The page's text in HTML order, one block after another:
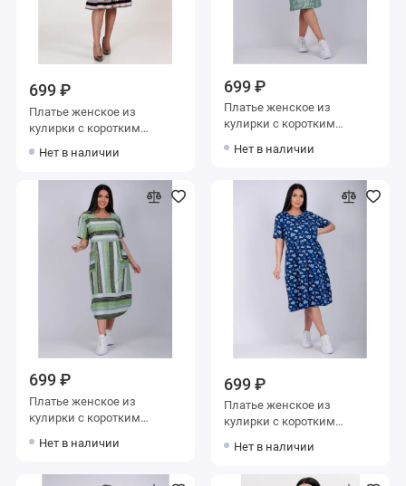
699 ₽
Платье женское из
кулирки с коротким
Нет в наличии
699 ₽
Платье женское из
кулирки с коротким
Нет в наличии
699 ₽
Платье женское из
кулирки с коротким
Нет в наличии
699 ₽
Платье женское из
кулирки с коротким
Нет в наличии